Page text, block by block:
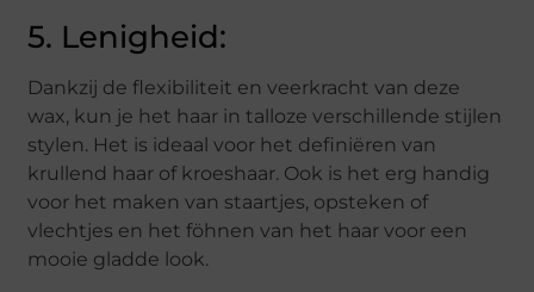
5. Lenigheid:
Dankzij de flexibiliteit en veerkracht van deze
wax, kun je het haar in talloze verschillende stijlen
stylen. Het is ideaal voor het definiëren van
krullend haar of kroeshaar. Ook is het erg handig
voor het maken van staartjes, opsteken of
vlechtjes en het föhnen van het haar voor een
mooie gladde look.